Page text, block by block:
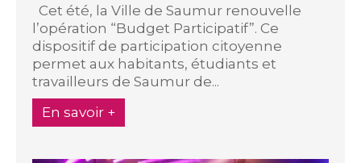
Cet été, la Ville de Saumur renouvelle
l’opération “Budget Participatif”. Ce
dispositif de participation citoyenne
permet aux habitants, étudiants et
travailleurs de Saumur de...
En savoir +